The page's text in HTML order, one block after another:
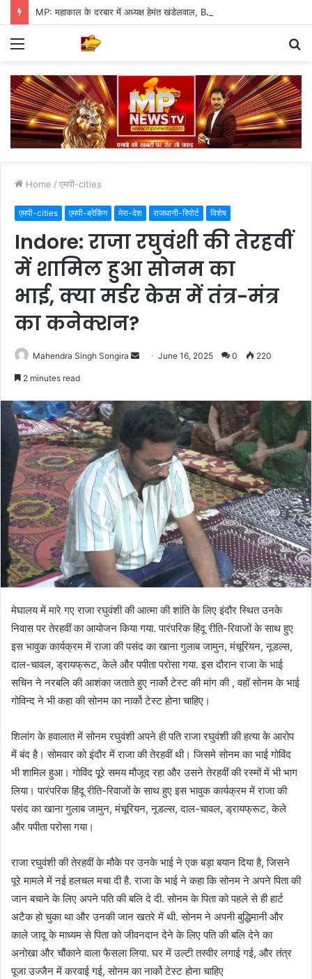
Menu
Home / एमपी-cities
एमपी-cities एमपी-ब्रेकिंग मेरा-देश राजधानी-रिपोर्ट विशेष
Indore: राजा रघुवंशी की तेरहवीं
में शामिल हुआ सोनम का
भाई, क्या मर्डर केस में तंत्र-मंत्र
का कनेक्शन?
Mahendra Singh Songira
Send June 16, 2025 0 220
2 minutes read
मेघालय में मारे गए राजा रघुवंशी की आत्मा की शांति के लिए इंदौर स्थित उनके
निवास पर तेरहवीं का आयोजन किया गया. पारंपरिक हिंदू रीति-रिवाजों के साथ हुए
इस भावुक कार्यक्रम में राजा की पसंद का खाना गुलाब जामुन, मंचूरियन, नूडल्स,
दाल-चावल, ड्रायफ्रूट, केले और पपीता परोसा गया. इस दौरान राजा के भाई
सचिन ने नरबलि की आशंका जताते हुए नार्को टेस्ट की मांग की , वहॉ सोनम के भाई
गोविन्द ने भी कहा की सोनम का नार्को टेस्ट होना चाहिए।
शिलांग के हवालात में सोनम रघुवंशी अपने ही पति राजा रघुवंशी की हत्या के आरोप
में बंद है। सोमवार को इंदौर में राजा की तेरहवीं थी। जिसमे सोनम का भाई गोविंद
भी शामिल हुआ। गोविंद पूूरे समय मौजूद रहा और उसने तेरहवीं की रस्मों में भी भाग
लिया। पारंपरिक हिंदू रीति-रिवाजों के साथ हुए इस भावुक कार्यक्रम में राजा की
पसंद का खाना गुलाब जामुन, मंचूरियन, नूडल्स, दाल-चावल, ड्रायफ्रूट, केले
और पपीता परोसा गया।
राजा रघुवंशी की तेरहवीं के मौके पर उनके भाई ने एक बड़ा बयान दिया है, जिसने
पूरे मामले में नई हलचल मचा दी है. राजा के भाई ने कहा कि सोनम ने अपने पिता की
जान बचाने के लिए अपने पति की बलि दे दी. सोनम के पिता को पहले से ही हार्ट
अटैक हो चुका था और उनकी जान खतरे में थी. सोनम ने अपनी बुद्धिमानी और
काले जादू के माध्यम से पिता को जीवनदान देने के लिए पति की बलि देने का
अनोखा और चौंकाने वाला फैसला लिया. घर में उल्टी तस्वीर लगाई गई, और तंत्र
पूजा उज्जैन में करवाई गई, सोनम का नार्को टेस्ट होना चाहिए